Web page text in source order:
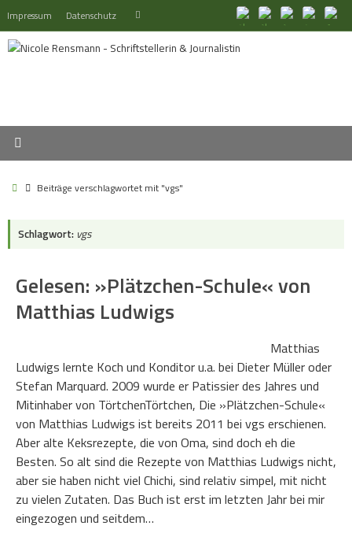
Inhalt
springen
Impressum Datenschutz Suchen
StartBeiträge verschlagwortet mit "vgs"
Schlagwort: vgs
Gelesen: »Plätzchen-Schule« von
Matthias Ludwigs
Matthias
Ludwigs lernte Koch und Konditor u.a. bei Dieter Müller oder
Stefan Marquard. 2009 wurde er Patissier des Jahres und
Mitinhaber von TörtchenTörtchen, Die »Plätzchen-Schule«
von Matthias Ludwigs ist bereits 2011 bei vgs erschienen.
Aber alte Keksrezepte, die von Oma, sind doch eh die
Besten. So alt sind die Rezepte von Matthias Ludwigs nicht,
aber sie haben nicht viel Chichi, sind relativ simpel, mit nicht
zu vielen Zutaten. Das Buch ist erst im letzten Jahr bei mir
eingezogen und seitdem…